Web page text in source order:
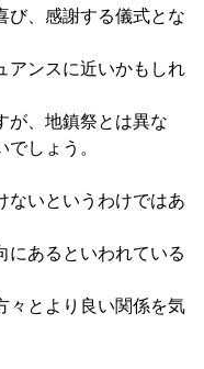
び、感謝する儀式とな
アンスに近いかもしれ
が、地鎮祭とは異な
しょう。
ないというわけではあ
にあるといわれている
々とより良い関係を気